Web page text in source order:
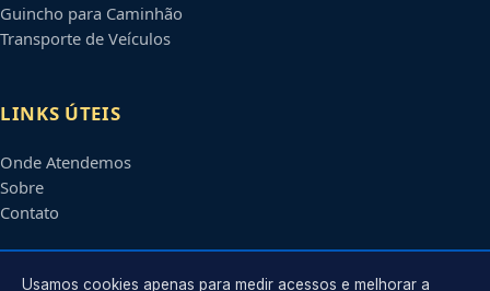
Guincho para Caminhão
Transporte de Veículos
LINKS ÚTEIS
Onde Atendemos
Sobre
Contato
Usamos cookies apenas para medir acessos e melhorar a